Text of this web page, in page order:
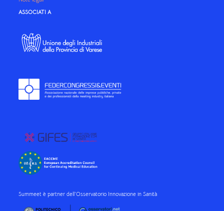
ASSOCIATI A
Summeet è partner dell'Osservatorio Innovazione in Sanità